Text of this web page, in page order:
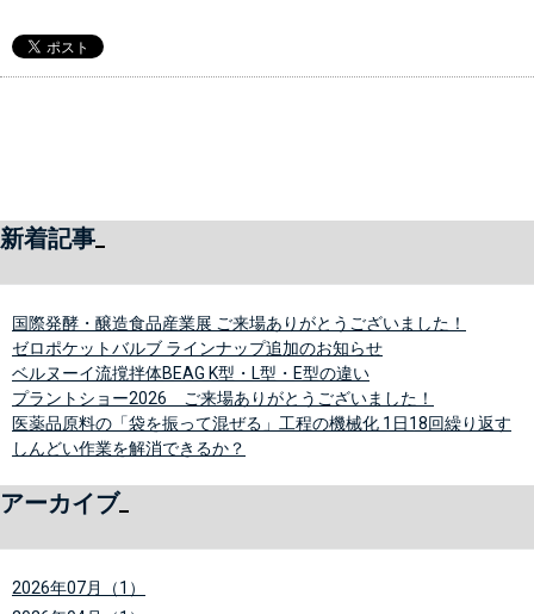
新着記事
国際発酵・醸造食品産業展 ご来場ありがとうございました！
ゼロポケットバルブ ラインナップ追加のお知らせ
ベルヌーイ流撹拌体BEAG K型・L型・E型の違い
プラントショー2026 ご来場ありがとうございました！
医薬品原料の「袋を振って混ぜる」工程の機械化 1日18回繰り返す
しんどい作業を解消できるか？
アーカイブ
2026年07月（1）